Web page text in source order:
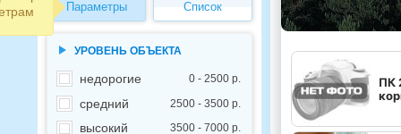
Параметры Список
УРОВЕНЬ ОБЪЕКТА
недорогие 0 - 2500 р.
средний 2500 - 3500 р.
высокий 3500 - 7000 р.
ПК